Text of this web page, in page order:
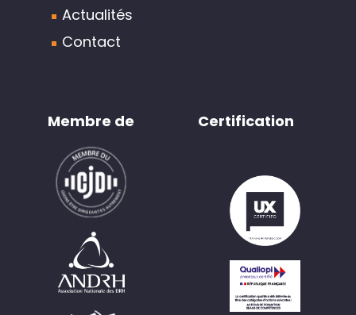
Actualités
Contact
Membre de Certification